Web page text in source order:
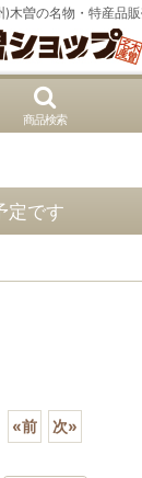
)木曽の名物・特産品
商品検索
定です
«前 次»